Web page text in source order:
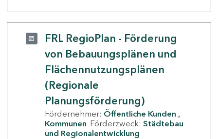
FRL RegioPlan - Förderung
von Bebauungsplänen und
Flächennutzungsplänen
(Regionale
Planungsförderung)
Fördernehmer: Öffentliche Kunden
Kommunen Förderzweck: Städtebau
und Regionalentwicklung